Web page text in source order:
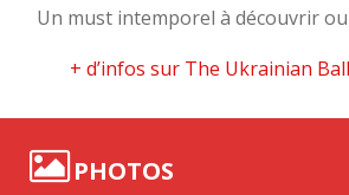
Un must intemporel à découvrir
+ d’infos sur The Ukrainian
PHOTOS